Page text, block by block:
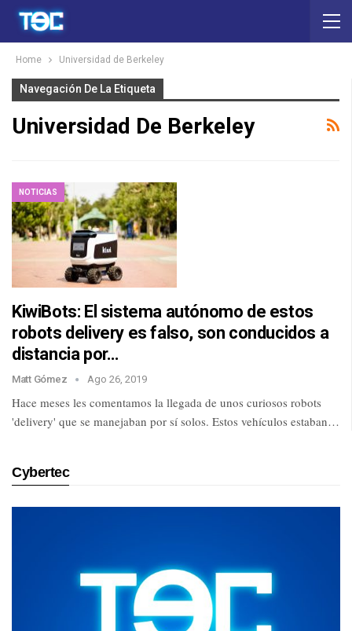
Home Universidad de Berkeley
Navegación De La Etiqueta
Universidad De Berkeley
NOTICIAS
KiwiBots: El sistema autónomo de estos
robots delivery es falso, son conducidos a
distancia por…
Matt Gómez Ago 26, 2019
Hace meses les comentamos la llegada de unos curiosos robots
'delivery' que se manejaban por sí solos. Estos vehículos estaban…
Cybertec